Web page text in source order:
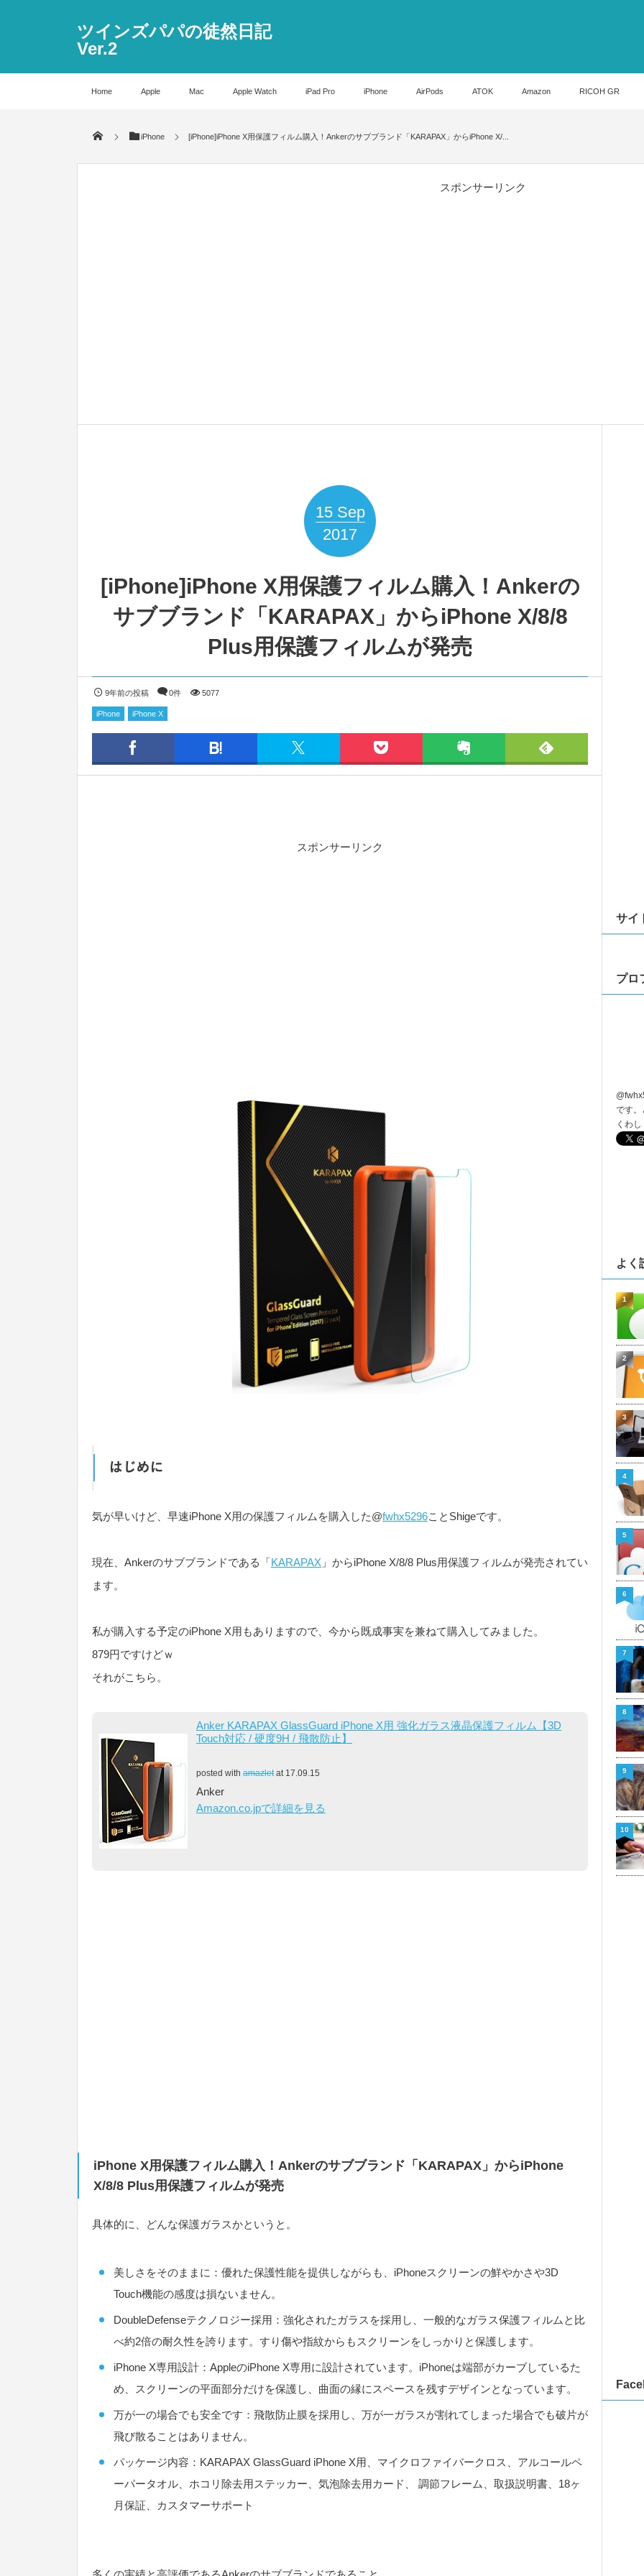
ツインズパパの徒然日記
Ver.2
Home Apple Mac Apple Watch iPad Pro iPhone AirPods ATOK Amazon RICOH GR
iPhone [iPhone]iPhone X用保護フィルム購入！Ankerのサブブランド「KARAPAX」からiPhone X/...
スポンサーリンク
15 Sep
2017
[iPhone]iPhone X用保護フィルム購入！Ankerの
サブブランド「KARAPAX」からiPhone X/8/8
Plus用保護フィルムが発売
9年前の投稿 0件 5077
iPhone iPhone X
スポンサーリンク
気が早いけど、早速iPhone X用の保護フィルムを購入した@fwhx5296ことShigeです。
現在、Ankerのサブブランドである「KARAPAX 」からiPhone X/8/8 Plus用保護フィルムが発売されてい
ます。
私が購入する予定のiPhone X用もありますので、今から既成事実を兼ねて購入してみました。
879円ですけどｗ
それがこちら。
Anker KARAPAX GlassGuard iPhone X用 強化ガラス液晶保護フィルム【3D
Touch対応 / 硬度9H / 飛散防止】
posted with amazletat 17.09.15
Anker
Amazon.co.jpで詳細を見る
iPhone X用保護フィルム購入！Ankerのサブブランド「KARAPAX」からiPhone
X/8/8 Plus用保護フィルムが発売
具体的に、どんな保護ガラスかというと。
美しさをそのままに：優れた保護性能を提供しながらも、iPhoneスクリーンの鮮やかさや3D
Touch機能の感度は損ないません。
DoubleDefenseテクノロジー採用：強化されたガラスを採用し、一般的なガラス保護フィルムと比
べ約2倍の耐久性を誇ります。すり傷や指紋からもスクリーンをしっかりと保護します。
iPhone X専用設計：AppleのiPhone X専用に設計されています。iPhoneは端部がカーブしているた
め、スクリーンの平面部分だけを保護し、曲面の縁にスペースを残すデザインとなっています。
万が一の場合でも安全です：飛散防止膜を採用し、万が一ガラスが割れてしまった場合でも破片が
飛び散ることはありません。
パッケージ内容：KARAPAX GlassGuard iPhone X用、マイクロファイバークロス、アルコールペ
ーパータオル、ホコリ除去用ステッカー、気泡除去用カード、 調節フレーム、取扱説明書、18ヶ
月保証、カスタマーサポート
サイ
プロ
@
です。
くわ
よく
1
2
3
4
5
6
7
8
9
10